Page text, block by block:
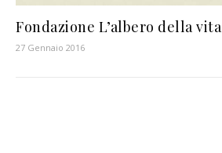
Fondazione L’albero della vita
27 Gennaio 2016